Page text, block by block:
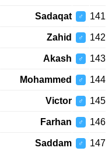
141
♂
Sadaqat
142
♂
Zahid
143
♂
Akash
144
♂
Mohammed
145
♂
Victor
146
♂
Farhan
147
♂
Saddam